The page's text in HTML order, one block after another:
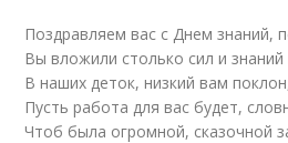
Поздравляем вас с Днем знаний,
Вы вложили столько сил и знаний
В наших деток, низкий вам
Пусть работа для вас будет,
Чтоб была огромной, сказочной